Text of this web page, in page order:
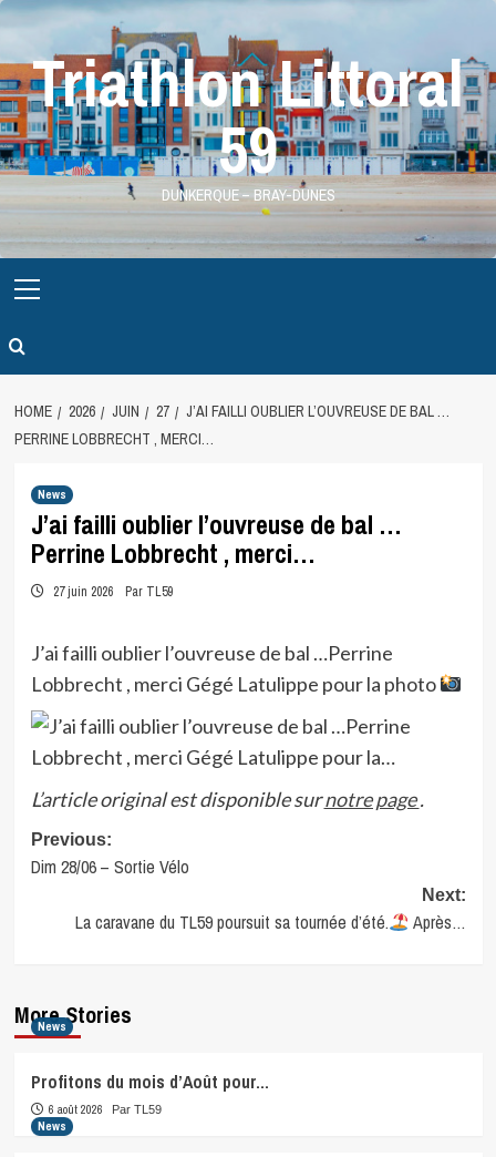
Skip
contentTriathlon Littoral
59
DUNKERQUE – BRAY-DUNES
Menu
HOME 2026 JUIN 27
J’AI FAILLI OUBLIER L’OUVREUSE DE BAL …
PERRINE LOBBRECHT , MERCI…
News
J’ai failli oublier l’ouvreuse de bal …
Perrine Lobbrecht , merci…
27 juin 2026 Par TL59
J’ai failli oublier l’ouvreuse de bal …Perrine
Lobbrecht , merci Gégé Latulippe pour la photo
L’article original est disponible surnotre page.
Post
navigation
Previous:
Dim 28/06 – Sortie Vélo
Next:
La caravane du TL59 poursuit sa tournée d’été. Après…
More Stories
News
Profitons du mois d’Août pour…
6 août 2026 Par TL59
News